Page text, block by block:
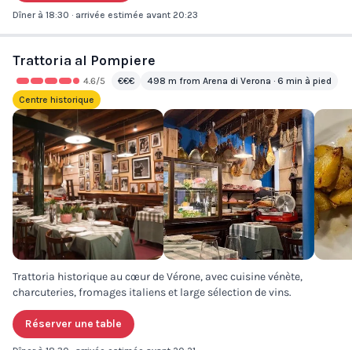
Dîner à 18:30 · arrivée estimée avant 20:23
Trattoria al Pompiere
4.6/5 €€€
498 m from Arena di Verona · 6 min à pied
Centre historique
Trattoria historique au cœur de Vérone, avec cuisine vénète,
charcuteries, fromages italiens et large sélection de vins.
Réserver une table